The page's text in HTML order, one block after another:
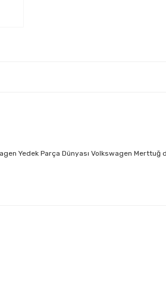
Yedek Parça Dünyası Volkswagen